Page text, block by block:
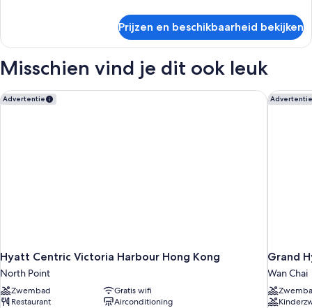
suite
Prijzen en beschikbaarheid bekijken
Misschien vind je dit ook leuk
Advertentie
Hyatt Centric Victoria Harbour Hong Kong
North Point
Zwembad
Gratis wifi
Restaurant
Airconditioning
Hyatt Centric Victoria Harbour Hong Kong Advertentie
Grand
Wan Chai
Grand